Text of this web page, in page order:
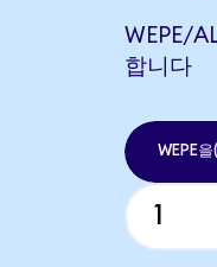
WEPE/
합니다
WEPE